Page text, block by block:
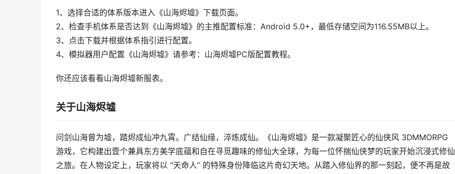
1、选择合适的体系版本进入《山海烬墟》下载页面。
2、检查手机体系是否达到《山海烬墟》的主推配置标准：Android 5.0+，最低存储空间为116.55MB以上。
3、点击下载并根据体系指引进行配置。
4、模拟器用户配置《山海烬墟》请参考：山海烬墟PC版配置教程。
你还应该看看山海烬墟新服表。
关于山海烬墟
问剑山海曾为墟，踏烬成仙冲九霄。广结仙缘，淬炼成仙。《山海烬墟》是一款凝聚匠心的仙侠风 3DMMORPG
游戏，它构建出壹个兼具东方美学底蕴和自在寻觅趣味的修仙大全球，为每一位怀揣仙侠梦的玩家开始沉浸式修仙
之旅。在人物设定上，玩家将以 “天命人” 的特殊身份降临这片奇幻天地。从踏入修仙界的那一刻起，便不再是故